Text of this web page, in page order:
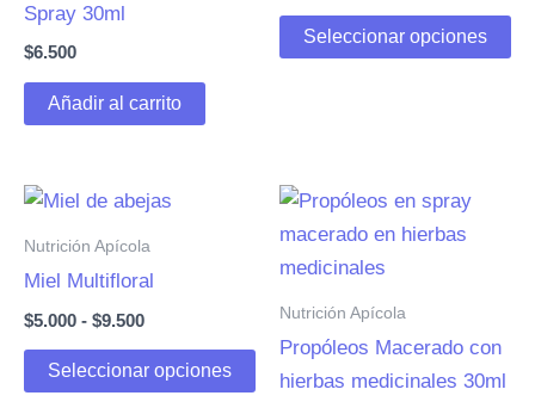
Spray 30ml
$6.500
Añadir al carrito
Seleccionar opciones
Nutrición Apícola
Miel Multifloral
$5.000 - $9.500Rango
precios:
desde
Seleccionar opciones
Este
producto
Nutrición Apícola
Propóleos Macerado con
hierbas medicinales 30ml